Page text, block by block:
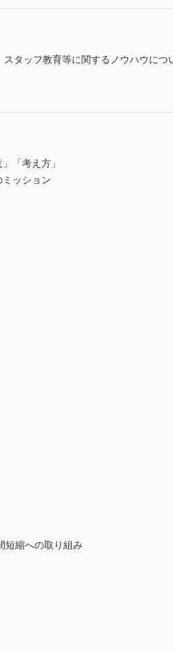
タッフ教育等に関するノウハウに
「考え方」
ッション
縮への取り組み